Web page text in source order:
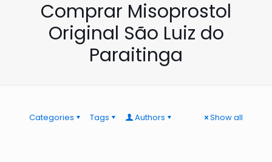
Comprar Misoprostol
Original São Luiz do
Paraitinga
Categories Tags Authors Show all